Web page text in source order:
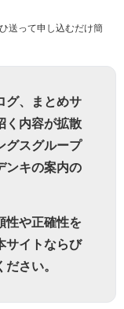
送って申し込むだけ簡
グ、まとめサ
く内容が拡散
グスグループ
ンキの案内の
性や正確性を
サイトならび
さい。